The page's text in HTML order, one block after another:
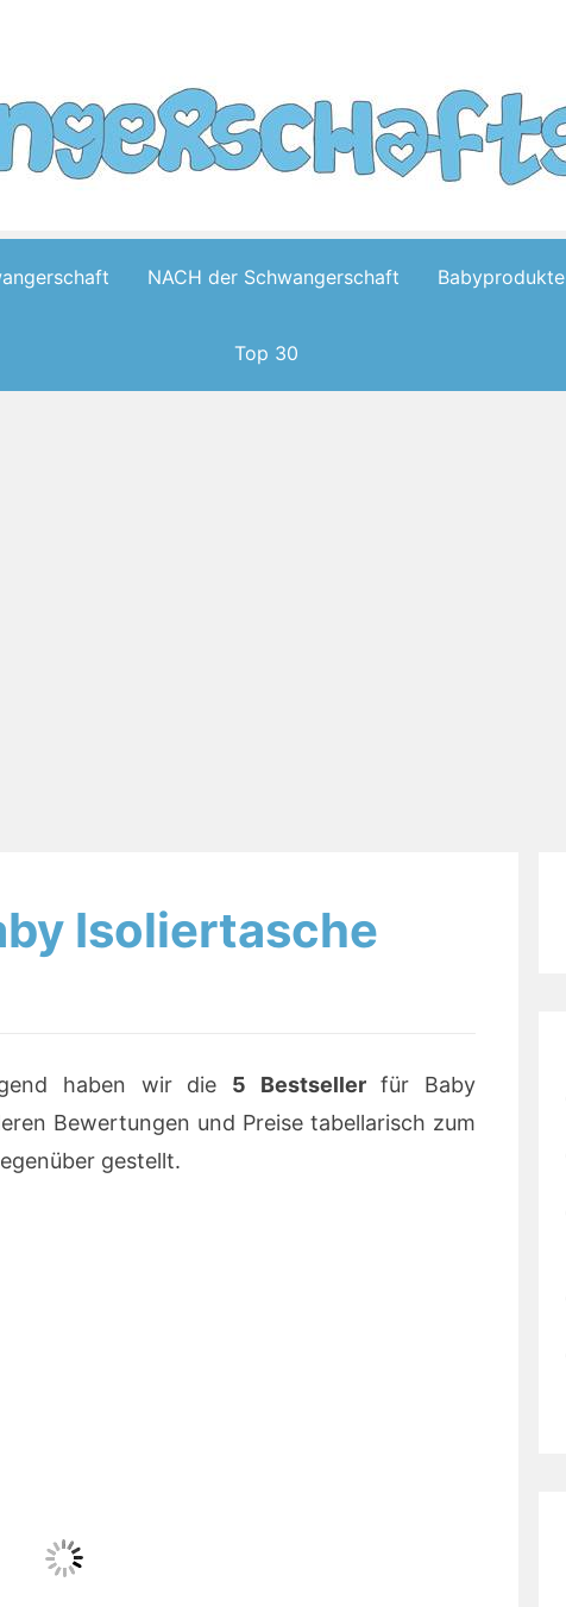
NACH der Schwangerschaft Babyprodukte
Top 30
Isoliertasche
haben wir die 5 Bestsellerfür Baby
Bewertungen und Preise tabellarisch zum
gestellt.